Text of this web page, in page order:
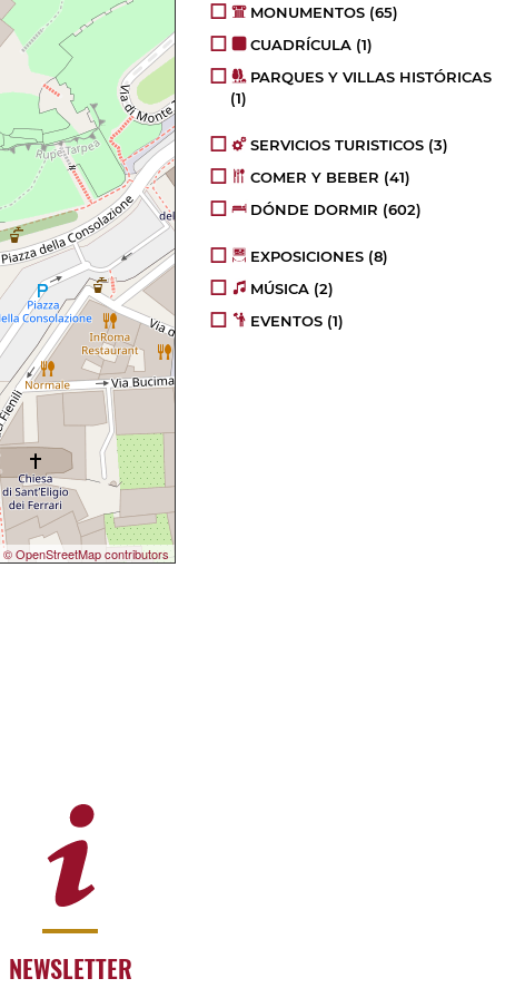
© OpenStreetMap contributors
MONUMENTOS (65)
CUADRÍCULA (1)
PARQUES Y VILLAS HISTÓRICAS
(1)
SERVICIOS TURISTICOS (3)
COMER Y BEBER (41)
DÓNDE DORMIR (602)
EXPOSICIONES (8)
MÚSICA (2)
EVENTOS (1)
NEWSLETTER